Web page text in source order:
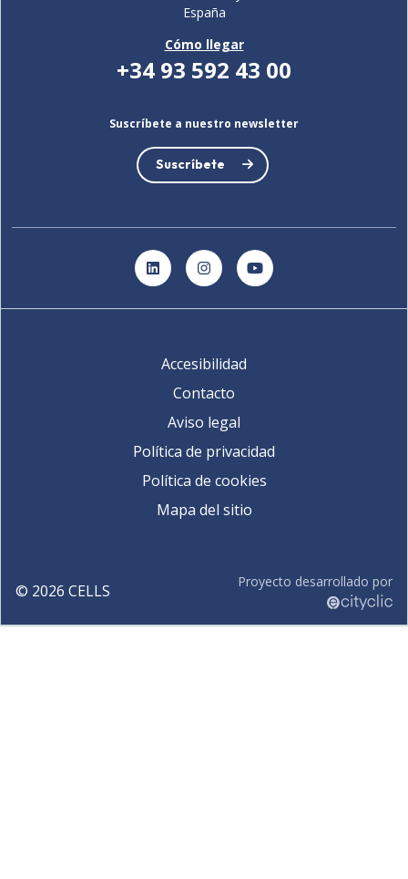
España
Cómo llegar
+34 93 592 43 00
Suscríbete a nuestro newsletter
Suscríbete
LinkedInInstagramYouTube
Accesibilidad
Contacto
Aviso legal
Política de privacidad
Política de cookies
Mapa del sitio
© 2026 CELLS Proyecto desarrollado por